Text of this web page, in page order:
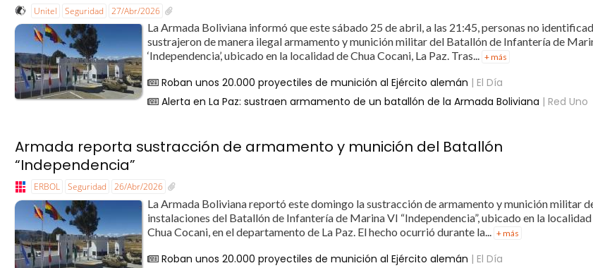
Unitel Seguridad 27/Abr/2026
La Armada Boliviana informó que este sábado 25 de abril, a las 21:45, personas no
sustrajeron de manera ilegal armamento y munición militar del Batallón de Infantería de
‘Independencia’, ubicado en la localidad de Chua Cocani, La Paz. Tras... + más
Roban unos 20.000 proyectiles de munición al Ejército alemán | El Día
Alerta en La Paz: sustraen armamento de un batallón de la Armada Boliviana | Red Uno
Armada reporta sustracción de armamento y munición del Batallón
“Independencia”
ERBOL Seguridad 26/Abr/2026
La Armada Boliviana reportó este domingo la sustracción de armamento y munición militar
instalaciones del Batallón de Infantería de Marina VI “Independencia”, ubicado en la
Chua Cocani, en el departamento de La Paz. El hecho ocurrió durante la...
+ más
Roban unos 20.000 proyectiles de munición al Ejército alemán | El Día